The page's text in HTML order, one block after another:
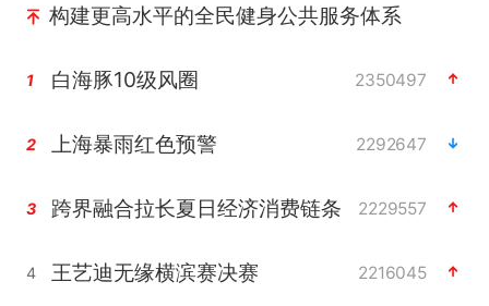
构建更高水平的全民健身公共服务体系
1 白海豚10级风圈 2350497
2 上海暴雨红色预警 2292647
3 跨界融合拉长夏日经济消费链条 2229557
4 王艺迪无缘横滨赛决赛 2216045